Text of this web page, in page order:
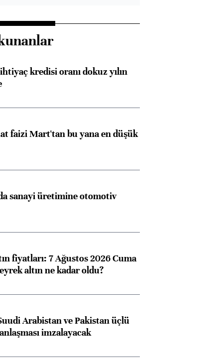
kredisi oranı dokuz yılın
faizi Mart'tan bu yana en düşük
sanayi üretimine otomotiv
fiyatları: 7 Ağustos 2026 Cuma
altın ne kadar oldu?
Arabistan ve Pakistan üçlü
imzalayacak